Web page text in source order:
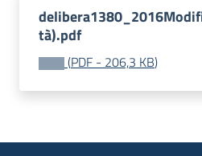
Agricoltura
cifre
Seguici
tà).pdf
(PDF - 206,3 KB)